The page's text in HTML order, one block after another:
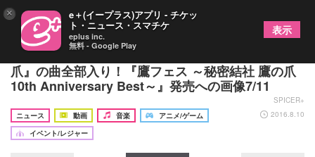
GLIM SPANKYからスーザン・ボイルまで『鷹の
爪』の曲全部入り！『鷹フェス ～秘密結社 鷹の爪
10th Anniversary Best～』発売への画像7/11
SPICER+
ニュース
動画 音楽
アニメ/ゲーム
イベント/レジャー
2016.8.10
× e＋(イープラス)アプリ - チケッ
ト・ニュース・スマチケ
eplus inc.
無料 - Google Play
表示